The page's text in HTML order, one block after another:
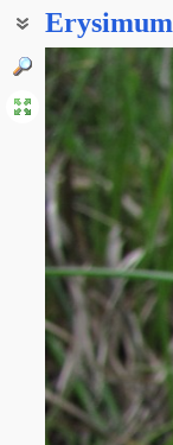
Erysimum